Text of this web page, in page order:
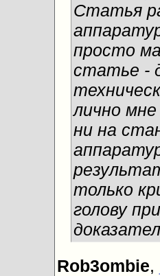
Статья
просто
статье -
лично
ни на
только
голову
Rob3ombie,